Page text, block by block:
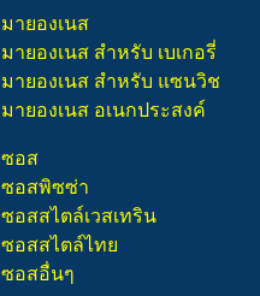
มายองเนส
มายองเนส สำหรับ เบเกอรี่
มายองเนส สำหรับ แซนวิช
มายองเนส อเนกประสงค์
ซอส
ซอสพิซซ่า
ซอสสไตล์เวสเทริน
ซอสสไตล์ไทย
ซอสอื่นๆ